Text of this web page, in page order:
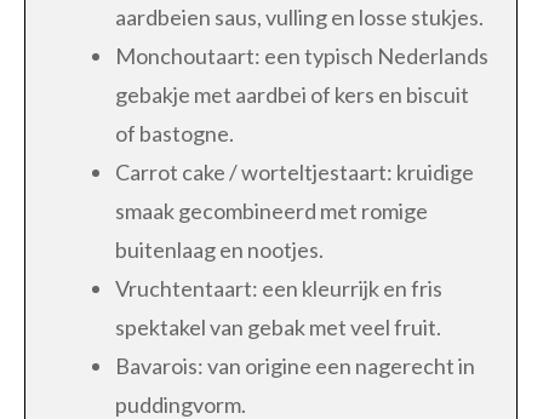
aardbeien saus, vulling en losse stukjes.
Monchoutaart: een typisch Nederlands
gebakje met aardbei of kers en biscuit
of bastogne.
Carrot cake / worteltjestaart: kruidige
smaak gecombineerd met romige
buitenlaag en nootjes.
Vruchtentaart: een kleurrijk en fris
spektakel van gebak met veel fruit.
Bavarois: van origine een nagerecht in
puddingvorm.